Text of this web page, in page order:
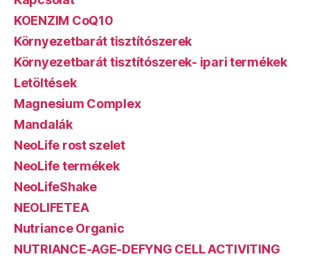
KOENZIM CoQ10
Környezetbarát tisztítószerek
Környezetbarát tisztítószerek- ipari termékek
Letöltések
Magnesium Complex
Mandalák
NeoLife rost szelet
NeoLife termékek
NeoLifeShake
NEOLIFETEA
Nutriance Organic
NUTRIANCE-AGE-DEFYNG CELL ACTIVITING